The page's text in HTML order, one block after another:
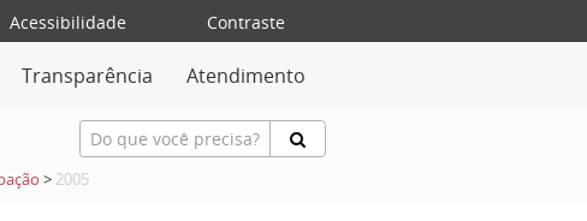
Acessibilidade
Contraste
Transparência Atendimento
> 2005